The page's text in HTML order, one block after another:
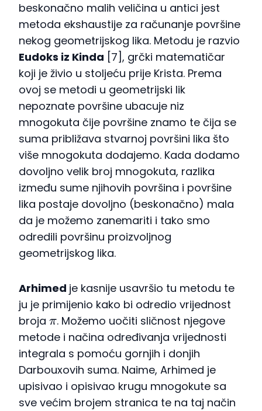
beskonačno malih veličina u antici jest
metoda ekshaustije za računanje površine
nekog geometrijskog lika. Metodu je razvio
Eudoks iz Kinda [7], grčki matematičar
koji je živio u stoljeću prije Krista. Prema
ovoj se metodi u geometrijski lik
nepoznate površine ubacuje niz
mnogokuta čije površine znamo te čija se
suma približava stvarnoj površini lika što
više mnogokuta dodajemo. Kada dodamo
dovoljno velik broj mnogokuta, razlika
između sume njihovih površina i površine
lika postaje dovoljno (beskonačno) mala
da je možemo zanemariti i tako smo
odredili površinu proizvoljnog
geometrijskog lika.
Arhimed je kasnije usavršio tu metodu te
ju je primijenio kako bi odredio vrijednost
broja
π
. Možemo uočiti sličnost njegove
metode i načina određivanja vrijednosti
integrala s pomoću gornjih i donjih
Darbouxovih suma. Naime, Arhimed je
upisivao i opisivao krugu mnogokute sa
sve većim brojem stranica te na taj način